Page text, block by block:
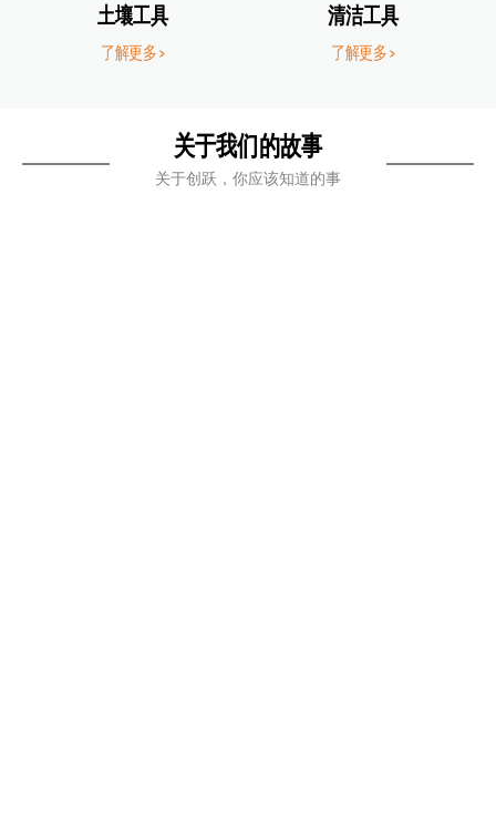
土壤工具
了解更多 >
清洁工具
了解更多 >
关于我们的故事
关于创跃，你应该知道的事